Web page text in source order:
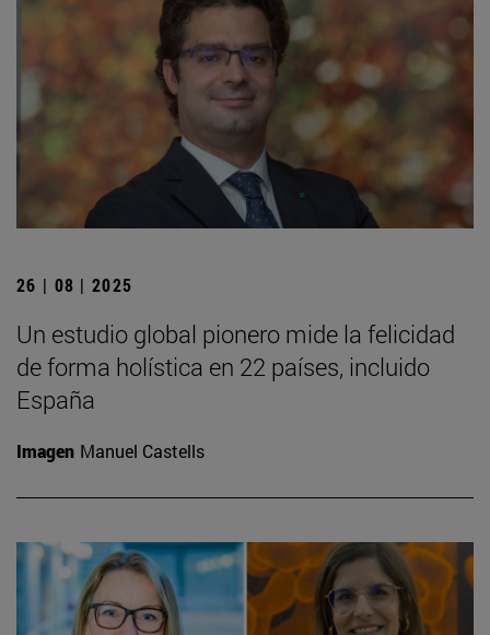
26 | 08 | 2025
Un estudio global pionero mide la felicidad
de forma holística en 22 países, incluido
España
Imagen Manuel Castells